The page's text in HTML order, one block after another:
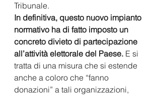
Tribunale.
In definitiva, questo nuovo impianto
normativo ha di fatto imposto un
concreto divieto di partecipazione
all’attività elettorale del Paese. E si
tratta di una misura che si estende
anche a coloro che “fanno
donazioni” a tali organizzazioni,